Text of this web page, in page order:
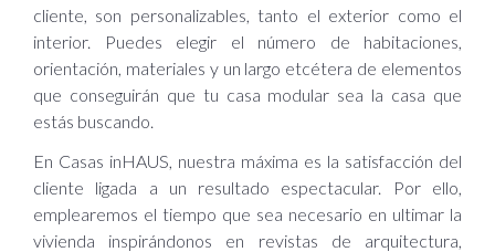
cliente, son personalizables, tanto el exterior como el
interior. Puedes elegir el número de habitaciones,
orientación, materiales y un largo etcétera de elementos
que conseguirán que tu casa modular sea la casa que
estás buscando.
En Casas inHAUS, nuestra máxima es la satisfacción del
cliente ligada a un resultado espectacular. Por ello,
emplearemos el tiempo que sea necesario en ultimar la
vivienda inspirándonos en revistas de arquitectura,